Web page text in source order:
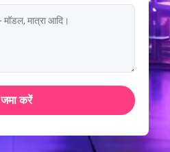
जमा करें